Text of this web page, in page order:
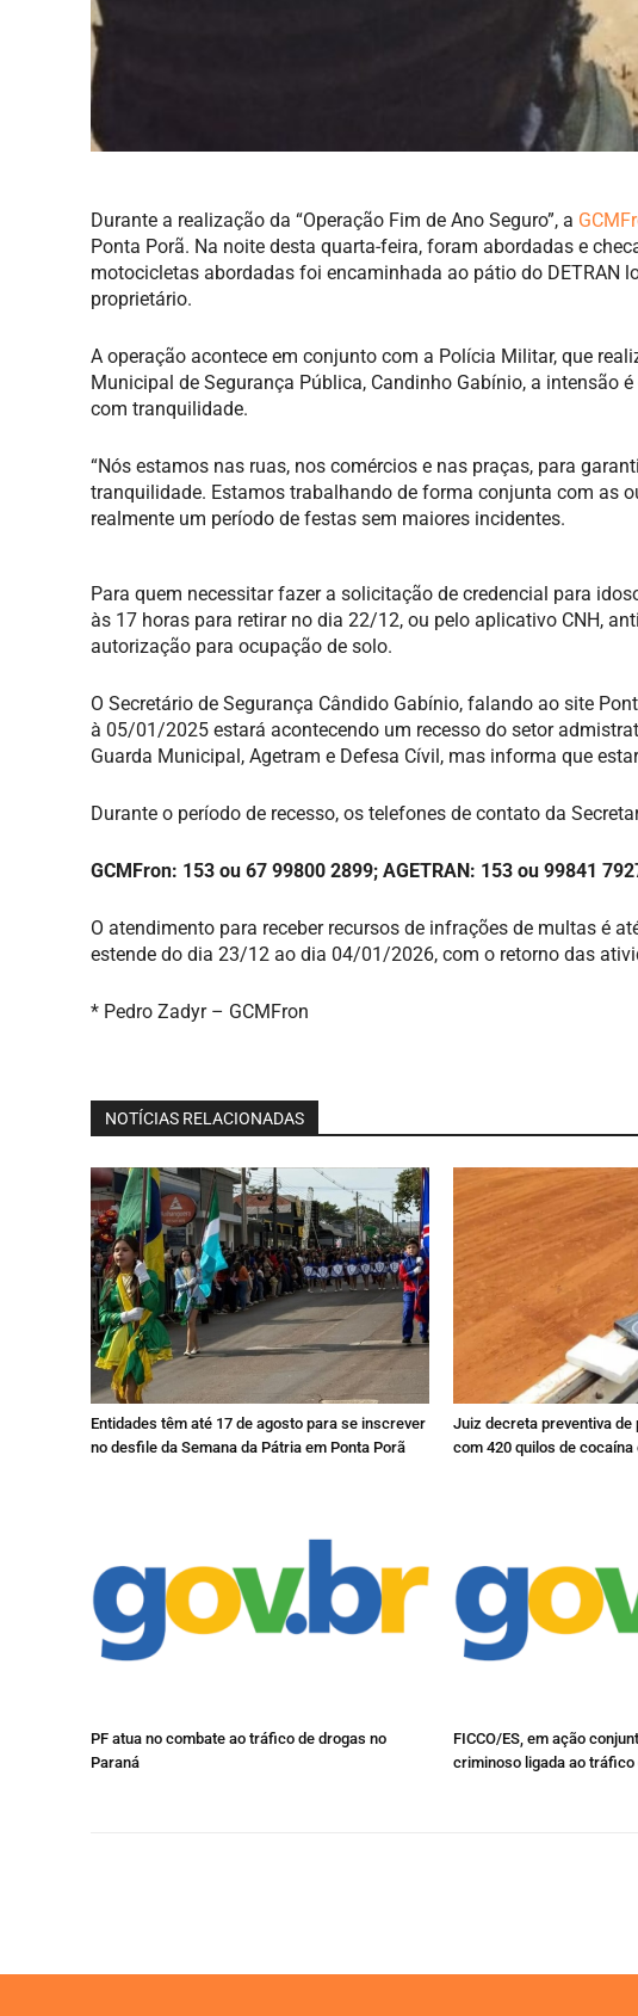
Durante a realização da “Operação Fim de Ano Seguro”, a
Ponta Porã. Na noite desta quarta-feira, foram abordadas e
motocicletas abordadas foi encaminhada ao pátio do DETRAN
proprietário.
A operação acontece em conjunto com a Polícia Militar, que
Municipal de Segurança Pública, Candinho Gabínio, a intensão
com tranquilidade.
“Nós estamos nas ruas, nos comércios e nas praças, para
tranquilidade. Estamos trabalhando de forma conjunta com as
realmente um período de festas sem maiores incidentes.
Para quem necessitar fazer a solicitação de credencial para
às 17 horas para retirar no dia 22/12, ou pelo aplicativo CNH,
autorização para ocupação de solo.
O Secretário de Segurança Cândido Gabínio, falando ao site
à 05/01/2025 estará acontecendo um recesso do setor
Guarda Municipal, Agetram e Defesa Cívil, mas informa que
Durante o período de recesso, os telefones de contato da
GCMFron: 153 ou 67 99800 2899; AGETRAN: 153 ou 99841
O atendimento para receber recursos de infrações de multas é
estende do dia 23/12 ao dia 04/01/2026, com o retorno das
* Pedro Zadyr – GCMFron
NOTÍCIAS RELACIONADAS
Entidades têm até 17 de agosto para se inscrever
no desfile da Semana da Pátria em Ponta Porã
Juiz decreta preventiva de
com 420 quilos de cocaína
PF atua no combate ao tráfico de drogas no
Paraná
FICCO/ES, em ação
criminoso ligada ao tráfico